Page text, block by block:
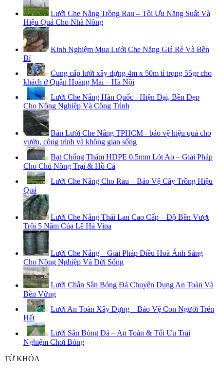
Lưới Che Nắng Trồng Rau – Tối Ưu Năng Suất Và
Hiệu Quả Cho Nhà Nông
Kinh Nghiệm Mua Lưới Che Nắng Giá Rẻ Và Bền
Bỉ
Cung cấp lưới xây dựng 4m x 50m tỉ trọng 55gr cho
khách ở Quận Hoàng Mai – Hà Nội
Lưới Che Nắng Hàn Quốc - Hiện Đại, Bền Đẹp
Cho Nông Nghiệp Và Công Trình
Bán Lưới Che Nắng TPHCM - bảo vệ hiệu quả cho
vườn, công trình và không gian sống
Bạt Chống Thấm HDPE 0.5mm Lót Ao – Giải Pháp
Cho Chủ Nông Trại & Hồ Cá
Lưới Che Nắng Cho Rau – Bảo Vệ Cây Trồng Hiệu
Quả
Lưới Che Nắng Thái Lan Cao Cấp – Độ Bền Vượt
Trội 5 Năm Của Lê Hà Vina
Lưới Che Nắng – Giải Pháp Điều Hoà Ánh Sáng
Cho Nông Nghiệp Và Đời Sống
Lưới Chắn Sân Bóng Đá Chuyên Dụng An Toàn Và
Bền Vững
Lưới An Toàn Xây Dựng – Bảo Vệ Con Người Trên
Hết
Lưới Sân Bóng Đá – An Toàn & Tối Ưu Trải
Nghiệm Chơi Bóng
TỪ KHÓA